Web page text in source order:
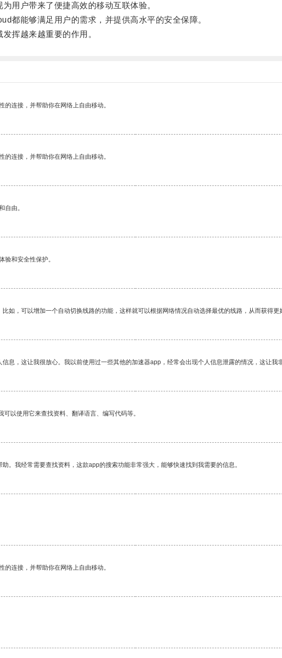
户带来了便捷高效的移动互联体验。
能够满足用户的需求，并提供高水平的安全保障。
挥越来越重要的作用。
连接，并帮助你在网络上自由移动。
连接，并帮助你在网络上自由移动。
自由。
验和安全性保护。
如，可以增加一个自动切换线路的功能，这样就可以根据网络情况自动选择最优的线路，从而获得更
息，这让我很放心。我以前使用过一些其他的加速器app，经常会出现个人信息泄露的情况，这让我
以使用它来查找资料、翻译语言、编写代码等。
。我经常需要查找资料，这款app的搜索功能非常强大，能够快速找到我需要的信息。
连接，并帮助你在网络上自由移动。